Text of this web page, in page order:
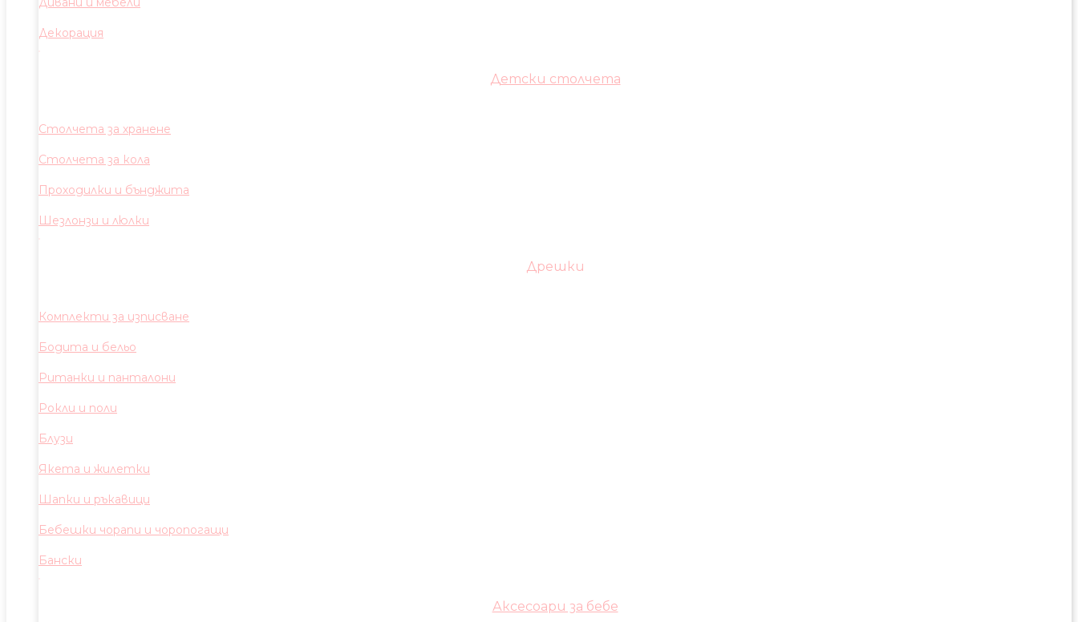
Декорация
Детски столчета
Столчета за хранене
Столчета за кола
Проходилки и бънджита
Шезлонзи и люлки
Дрешки
Комплекти за изписване
Бодита и бельо
Ританки и панталони
Рокли и поли
Блузи
Якета и жилетки
Шапки и ръкавици
Бебешки чорапи и чоропогащи
Бански
Аксесоари за бебе